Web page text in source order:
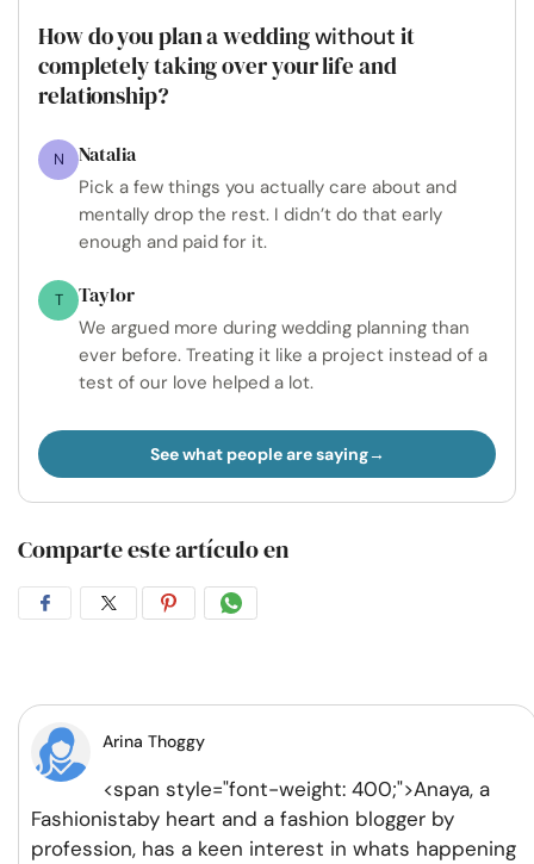
How do you plan a weddingwithout it
completely taking over your life and
relationship?
N Natalia
Pick a few things you actually care about and
mentally drop the rest. I didn’t do that early
enough and paid for it.
T Taylor
We argued more during wedding planning than
ever before. Treating it like a project instead of a
test of our love helped a lot.
See what people are saying
Comparte este artículo en
CompartirCompartirCompartirCompartir
Arina Thoggy
<span style="font-weight: 400;">Anaya, a
Fashionistaby heart and a fashion blogger by
profession, has a keen interest in whats happening